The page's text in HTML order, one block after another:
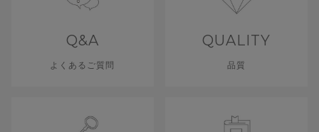
Q&A
よくあるご質問
QUALITY
品質